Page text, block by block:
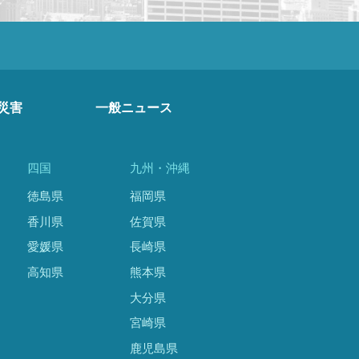
害 一般ニュース
四国
徳島県
香川県
愛媛県
高知県
九州・沖縄
福岡県
佐賀県
長崎県
熊本県
大分県
宮崎県
鹿児島県